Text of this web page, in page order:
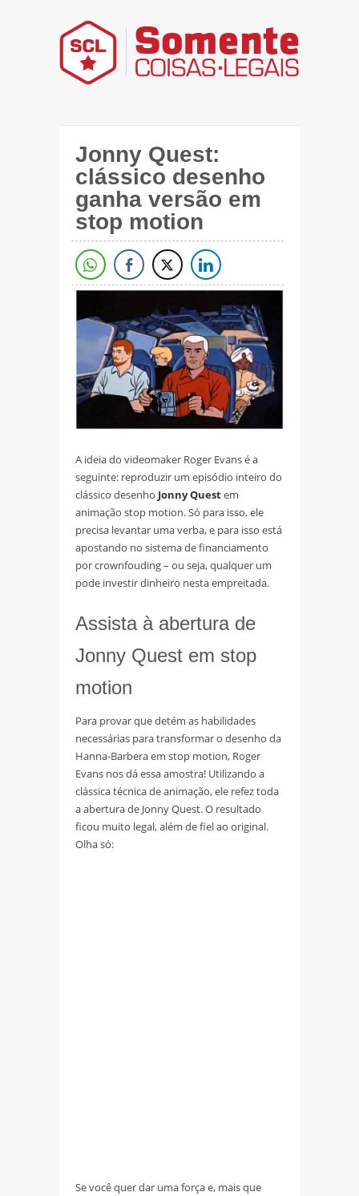
Jonny Quest:
clássico desenho
ganha versão em
stop motion
A ideia do videomaker Roger Evans é a
seguinte: reproduzir um episódio inteiro do
clássico desenho Jonny Questem
animação stop motion. Só para isso, ele
precisa levantar uma verba, e para isso está
apostando no sistema de financiamento
por crownfouding – ou seja, qualquer um
pode investir dinheiro nesta empreitada.
Assista à abertura de
Jonny Quest em stop
motion
Para provar que detém as habilidades
necessárias para transformar o desenho da
Hanna-Barbera em stop motion, Roger
Evans nos dá essa amostra! Utilizando a
clássica técnica de animação, ele refez toda
a abertura de Jonny Quest. O resultado
ficou muito legal, além de fiel ao original.
Olha só:
Se você quer dar uma força e, mais que